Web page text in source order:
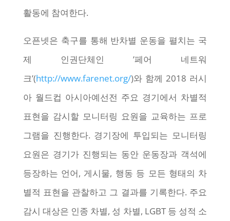
활동에 참여한다.
오픈넷은 축구를 통해 반차별 운동을 펼치는 국
제 인권단체인 ’페어 네트워
크’(http://www.farenet.org/)와 함께 2018 러시
아 월드컵 아시아예선전 주요 경기에서 차별적
표현을 감시할 모니터링 요원을 교육하는 프로
그램을 진행한다. 경기장에 투입되는 모니터링
요원은 경기가 진행되는 동안 운동장과 객석에
등장하는 언어, 게시물, 행동 등 모든 형태의 차
별적 표현을 관찰하고 그 결과를 기록한다. 주요
감시 대상은 인종 차별, 성 차별, LGBT 등 성적 소